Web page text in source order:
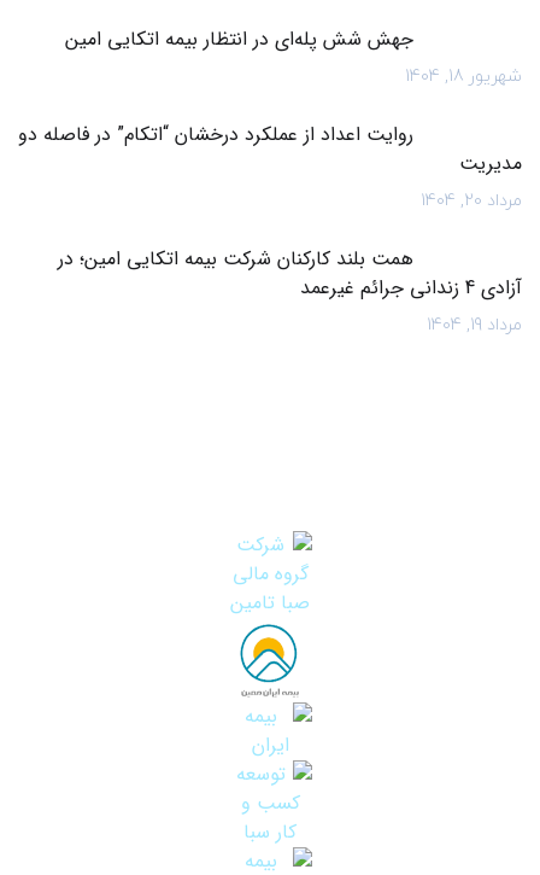
جهش شش پله‌ای در انتظار بیمه اتکایی امین
شهریور 18, 1404
روایت اعداد از عملکرد درخشان “اتکام” در فاصله دو
مدیریت
مرداد 20, 1404
همت بلند کارکنان شرکت بیمه اتکایی امین؛ در
آزادی 4 زندانی جرائم غیرعمد
مرداد 19, 1404